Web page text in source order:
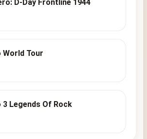
D-Day Frontline 1944
World Tour
3 Legends Of Rock